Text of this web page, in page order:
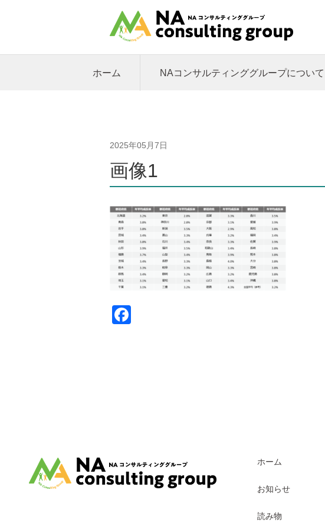
ホーム NAコンサルティンググループについて
2025年05月7日
画像1
ホーム
お知らせ
読み物